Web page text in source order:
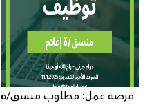
فرصة عمل: مطلوب منسق/ة